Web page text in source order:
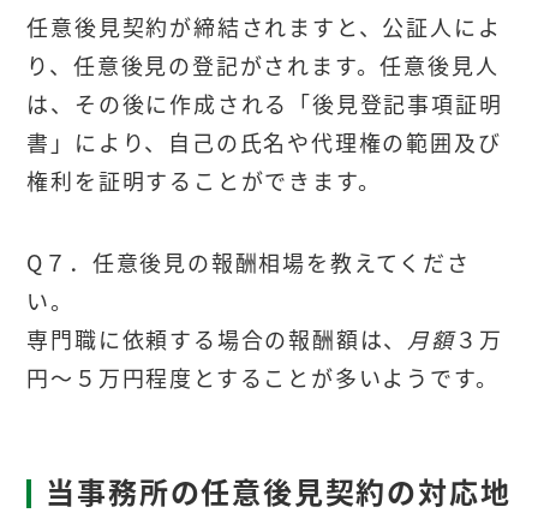
任意後見契約が締結されますと、公証人によ
り、任意後見の登記がされます。任意後見人
は、その後に作成される「後見登記事項証明
書」により、自己の氏名や代理権の範囲及び
権利を証明することができます。
Q７．任意後見の報酬相場を教えてくださ
い。
専門職に依頼する場合の報酬額は、 月額３万
円～５万円程度とすることが多いようです。
当事務所の任意後見契約の対応地